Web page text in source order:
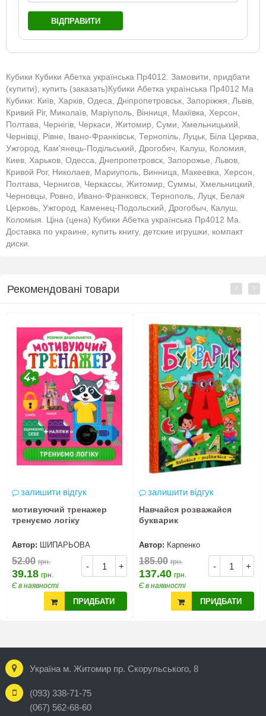
ВІДПРАВИТИ
Кубики Кубики Абетка українська Пр4012. Замовити, придбати
(купити), купить (заказать)Кубики Абетка українська Пр4012 Ма
Кубики: Київ, Харків, Одеса, Дніпропетровськ, Запоріжжя, Львів,
Кривий Ріг, Миколаїв, Маріуполь, Вінниця, Макіївка, Херсон,
Полтава, Чернігів, Черкаси, Житомир, Суми, Хмельницький,
Чернівці, Рівне, Івано-Франківськ, Тернопіль, Луцьк, Біла Церква,
Ужгород, Кам'янець-Подільський, Дрогобич, Калуш, Коломия,
Киев, Харьков, Одесса, Днепропетровск, Запорожье, Львов,
Кривой Рог, Николаев, Мариуполь, Винница, Макеевка, Херсон,
Полтава, Чернигов, Черкассы, Житомир, Суммы, Хмельницкий,
Черновцы, Ровно, Ивано-Франковск, Тернополь, Луцк, Белая
Церковь, Ужгород, Каменец-Подольский, Дрогобыч, Калуш,
Коломыя. Ціна (цена) Кубики Абетка українська Пр4012 Ма.
Доставка по украине, купить книгу, детские игрушки, компакт
диски.
Рекомендовані товари
залишити відгук
мотивуючий тренажер
тренуємо логіку
Автор: ШИПАРЬОВА
- +
52.00 грн.
39.18 грн.
Є в наявності
ПРИДБАТИ
залишити відгук
Навчайся розважайся
букварик
Автор: Карпенко
- +
185.00 грн.
137.40 грн.
Є в наявності
ПРИДБАТИ
Україна м. Житомир пр. Скорульського, 8
(093) 338-71-75
(067) 562-68-60